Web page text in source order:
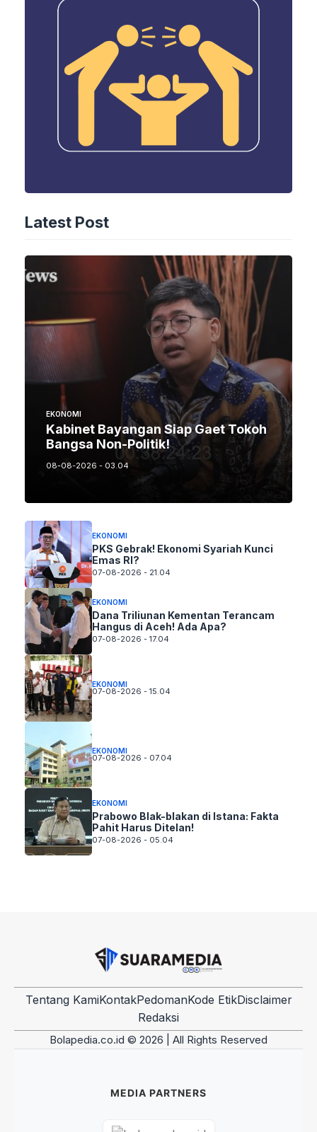
Latest Post
EKONOMI
Kabinet Bayangan Siap Gaet Tokoh
Bangsa Non-Politik!
08-08-2026 - 03.04
EKONOMI
PKS Gebrak! Ekonomi Syariah Kunci
Emas RI?
07-08-2026 - 21.04
EKONOMI
Dana Triliunan Kementan Terancam
Hangus di Aceh! Ada Apa?
07-08-2026 - 17.04
EKONOMI
07-08-2026 - 15.04
EKONOMI
07-08-2026 - 07.04
EKONOMI
Prabowo Blak-blakan di Istana: Fakta
Pahit Harus Ditelan!
07-08-2026 - 05.04
Tentang KamiKontakPedomanKode EtikDisclaimer
Redaksi
Bolapedia.co.id © 2026 | All Rights Reserved
MEDIA PARTNERS